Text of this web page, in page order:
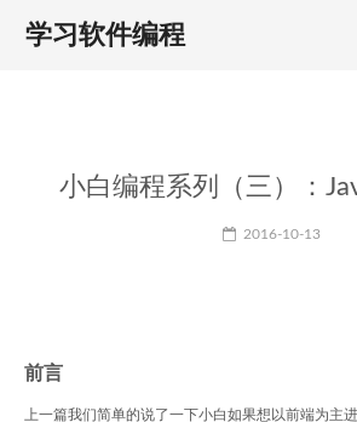
学习软件编程
小白编程系列（三）：
2016-10-13
前言
上一篇我们简单的说了一下小白如果想以前端为主